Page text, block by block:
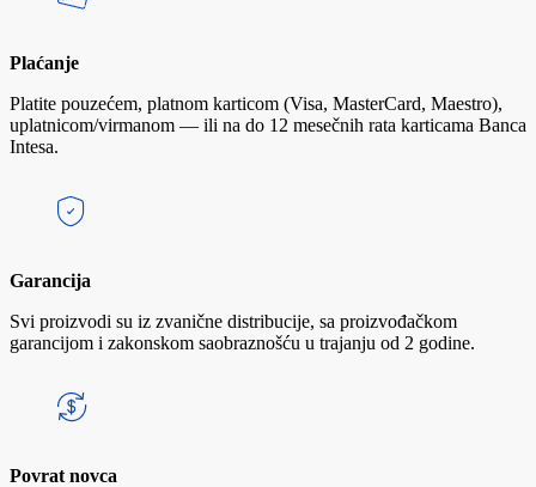
Plaćanje
Platite pouzećem, platnom karticom (Visa, MasterCard, Maestro),
uplatnicom/virmanom — ili na do 12 mesečnih rata karticama Banca
Intesa.
Garancija
Svi proizvodi su iz zvanične distribucije, sa proizvođačkom
garancijom i zakonskom saobraznošću u trajanju od 2 godine.
Povrat novca